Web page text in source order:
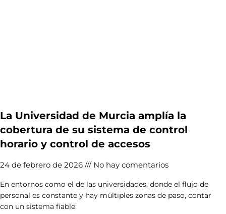
La Universidad de Murcia amplía la
cobertura de su sistema de control
horario y control de accesos
24 de febrero de 2026 No hay comentarios
En entornos como el de las universidades, donde el flujo de
personal es constante y hay múltiples zonas de paso, contar
con un sistema fiable